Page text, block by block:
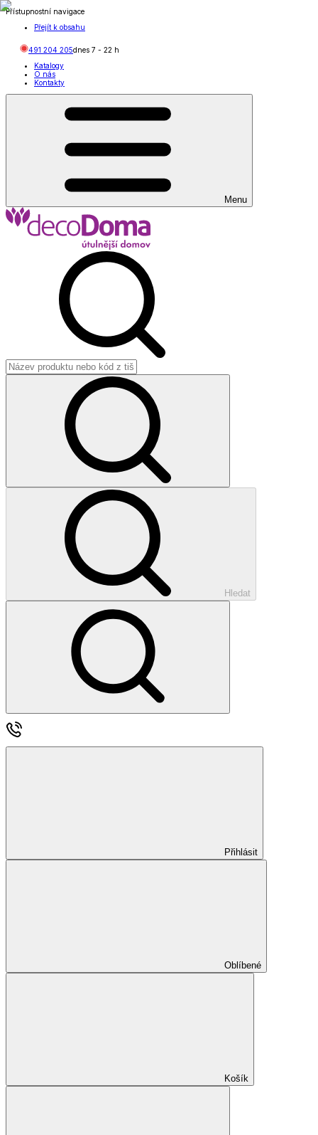
Přístupnostní navigace
Přejít k obsahu
491 204 205dnes 7 - 22 h
Katalogy
O nás
Kontakty
Menu
Hledat
Přihlásit
Oblíbené
Košík